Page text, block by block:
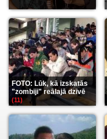
FOTO: Lūk, kā izskatās
"zombiji" reālajā dzīvē
(11)